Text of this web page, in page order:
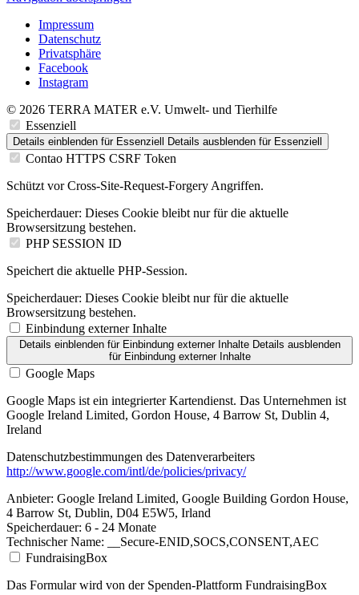
Impressum
Datenschutz
Privatsphäre
Facebook
Instagram
© 2026 TERRA MATER e.V. Umwelt- und Tierhilfe
Essenziell
Details einblenden für Essenziell Details ausblenden für Essenziell
Contao HTTPS CSRF Token
Schützt vor Cross-Site-Request-Forgery Angriffen.
Speicherdauer: Dieses Cookie bleibt nur für die aktuelle
Browsersitzung bestehen.
PHP SESSION ID
Speichert die aktuelle PHP-Session.
Speicherdauer: Dieses Cookie bleibt nur für die aktuelle
Browsersitzung bestehen.
Einbindung externer Inhalte
Details einblendenfür Einbindung externer Inhalte Details ausblenden
für Einbindung externer Inhalte
Google Maps
Google Maps ist ein integrierter Kartendienst. Das Unternehmen ist
Google Ireland Limited, Gordon House, 4 Barrow St, Dublin 4,
Ireland
Datenschutzbestimmungen des Datenverarbeiters
http://www.google.com/intl/de/policies/privacy/
Anbieter: Google Ireland Limited, Google Building Gordon House,
4 Barrow St, Dublin, D04 E5W5, Irland
Speicherdauer: 6 - 24 Monate
Technischer Name: __Secure-ENID,SOCS,CONSENT,AEC
FundraisingBox
Das Formular wird von der Spenden-Plattform FundraisingBox